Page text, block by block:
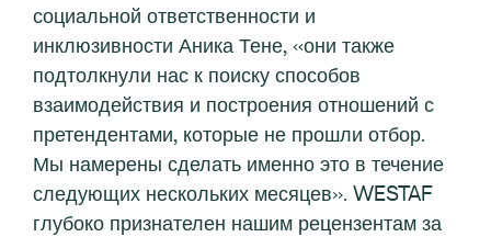
социальной ответственности и
инклюзивности Аника Тене, «они также
подтолкнули нас к поиску способов
взаимодействия и построения отношений с
претендентами, которые не прошли отбор.
Мы намерены сделать именно это в течение
следующих нескольких месяцев». WESTAF
глубоко признателен нашим рецензентам за